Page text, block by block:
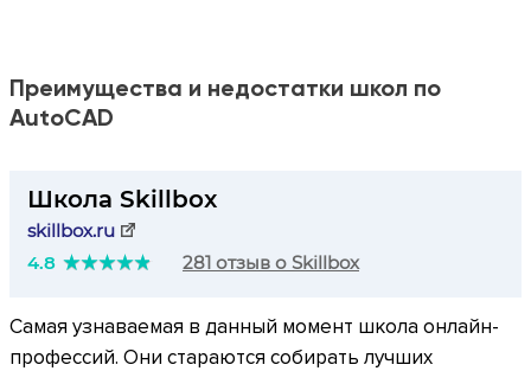
Преимущества и недостатки школ по
AutoCAD
Школа Skillbox
skillbox.ru
4.8
281 отзыв о Skillbox
Самая узнаваемая в данный момент школа онлайн-
профессий. Они стараются собирать лучших